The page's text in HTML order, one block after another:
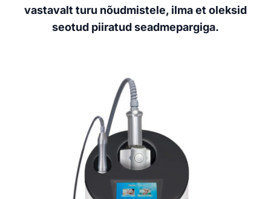
vastavalt turu nõudmistele, ilma et oleksid
seotud piiratud seadmepargiga.